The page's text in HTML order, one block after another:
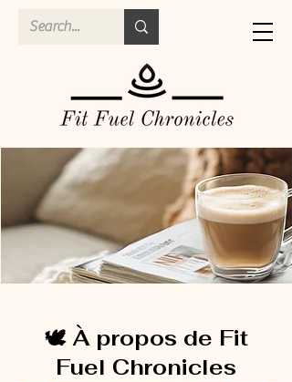
🕊️ À propos de Fit
Fuel Chronicles